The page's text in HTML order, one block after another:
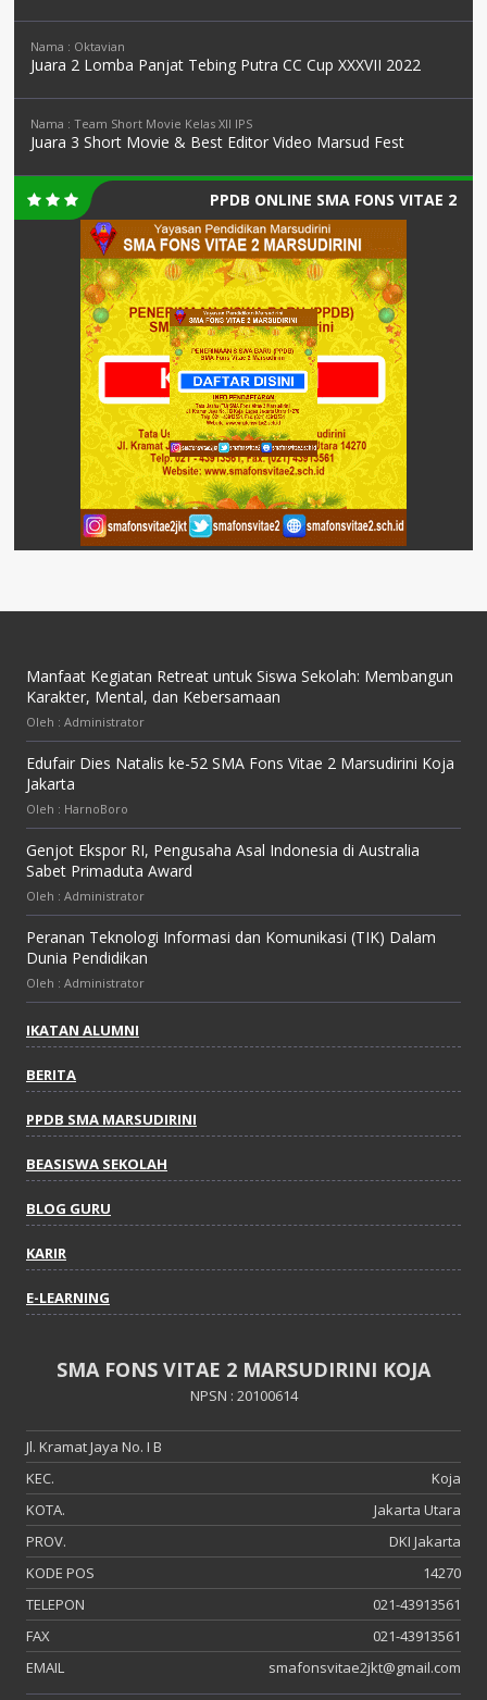
Nama : Oktavian
Juara 2 Lomba Panjat Tebing Putra CC Cup XXXVII 2022
Nama : Team Short Movie Kelas XII IPS
Juara 3 Short Movie & Best Editor Video Marsud Fest
PPDB ONLINE SMA FONS VITAE 2
Manfaat Kegiatan Retreat untuk Siswa Sekolah: Membangun
Karakter, Mental, dan Kebersamaan
Oleh : Administrator
Edufair Dies Natalis ke-52 SMA Fons Vitae 2 Marsudirini Koja
Jakarta
Oleh : HarnoBoro
Genjot Ekspor RI, Pengusaha Asal Indonesia di Australia
Sabet Primaduta Award
Oleh : Administrator
Peranan Teknologi Informasi dan Komunikasi (TIK) Dalam
Dunia Pendidikan
Oleh : Administrator
IKATAN ALUMNI
BERITA
PPDB SMA MARSUDIRINI
BEASISWA SEKOLAH
BLOG GURU
KARIR
E-LEARNING
SMA FONS VITAE 2 MARSUDIRINI KOJA
NPSN : 20100614
Jl. Kramat Jaya No. I B
KEC.
Koja
KOTA.
Jakarta Utara
PROV.
DKI Jakarta
KODE POS
14270
TELEPON
021-43913561
FAX
021-43913561
EMAIL
smafonsvitae2jkt@gmail.com